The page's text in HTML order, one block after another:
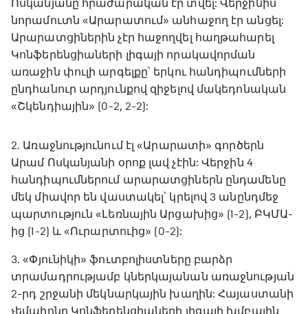
Ոսկանյանը հրաժարական էր տվել: Վերջինիս
նորամուտն «Արարատում» անհաջող էր անցել:
Արարատցիներին չէր հաջողվել հաղթահարել
Կոնֆերենցիաների լիգայի որակավորման
առաջին փուլի արգելքը՝ երկու հանդիպումների
ընդհանուր արդյունքով զիջելով մակեդոնական
«Շկենդիային» (0-2, 2-2):
2. Առաջնությունում էլ «Արարատի» գործերն
Արամ Ոսկանյանի օրոք լավ չէին: Վերջին 4
հանդիպումներում արարատցիներն ընդամենը
մեկ միավոր են վաստակել՝ կրելով 3 անընդմեջ
պարտություն «Լեռնային Արցախից» (1-2), ԲԿՄԱ-
ից (1-2) և «Ուրարտուից» (0-2):
3. «Փյունիկի» ֆուտբոլիստները բարձր
տրամադրությամբ կներկայանան առաջնության
2-րդ շրջանի մեկնարկային խաղին: Հայաստանի
չեմպիոնը Կոնֆերենցիաների լիգայի խմբային